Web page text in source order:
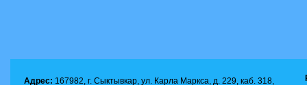
Адрес: 167982, г. Сыктывкар, ул. Карла Маркса, д. 229, каб. 318,